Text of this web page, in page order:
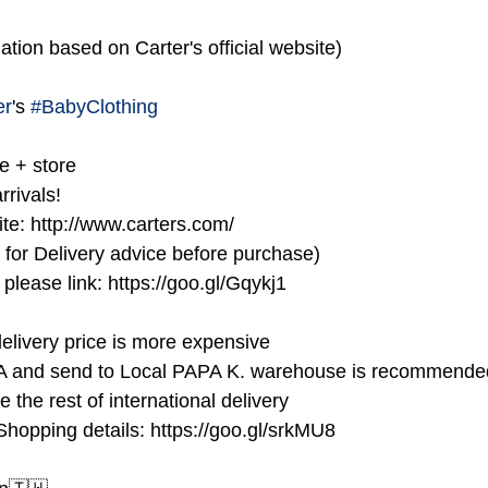
based on Carter's official website)
's #BabyClothing
+ store
http://www.carters.com/
Delivery advice before purchase)
link: https://goo.gl/Gqykj1
price is more expensive
and send to Local PAPA K. warehouse is
the rest of international delivery
details: https://goo.gl/srkMU8